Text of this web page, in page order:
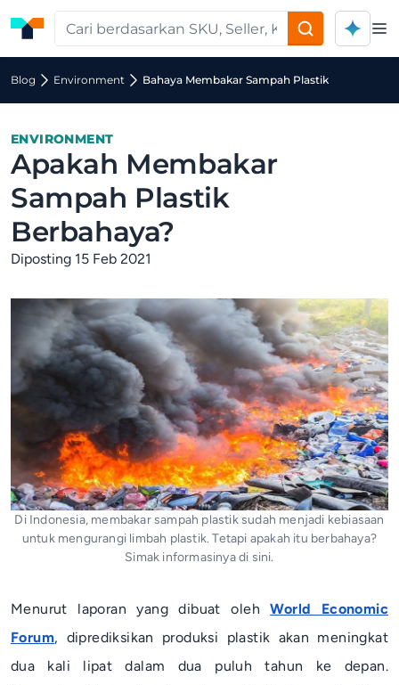
Blog Environment Bahaya Membakar Sampah Plastik
ENVIRONMENT
Apakah Membakar
Sampah Plastik
Berbahaya?
Diposting 15 Feb 2021
Di Indonesia, membakar sampah plastik sudah menjadi kebiasaan
untuk mengurangi limbah plastik. Tetapi apakah itu berbahaya?
Simak informasinya di sini.
Menurut laporan yang dibuat olehWorld Economic
Forum, diprediksikan produksi plastik akan meningkat
dua kali lipat dalam dua puluh tahun ke depan.